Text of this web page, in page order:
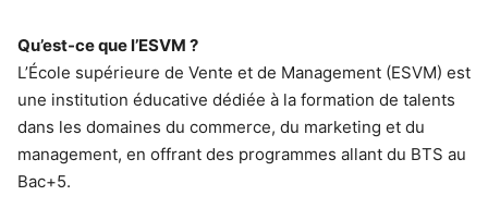
Qu’est-ce que l’ESVM ?
L’École supérieure de Vente et de Management (ESVM) est
une institution éducative dédiée à la formation de talents
dans les domaines du commerce, du marketing et du
management, en offrant des programmes allant du BTS au
Bac+5.